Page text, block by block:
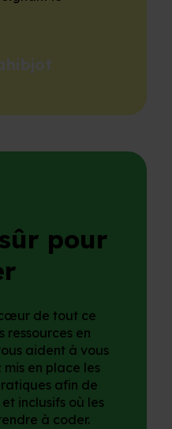
pour
de tout ce
ressources en
aident à vous
en place les
afin de
inclusifs où les
à coder.